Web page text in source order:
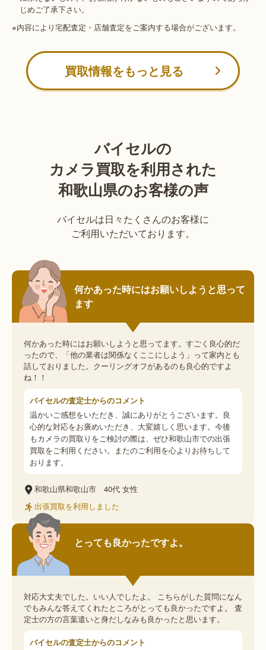
じめご了承下さい。
※内容により宅配査定・店舗査定をご案内する場合がございます。
買取情報をもっと見る
バイセルの
カメラ買取を利用された
和歌山県のお客様の声
バイセルは日々たくさんのお客様に
ご利用いただいております。
何かあった時にはお願いしようと思って
ます
何かあった時にはお願いしようと思ってます。すごく良心的だ
ったので、「他の業者は関係なくここにしよう」って家内とも
話しておりました。クーリングオフがあるのも良心的ですよ
ね！！
バイセルの査定士からのコメント
温かいご感想をいただき、誠にありがとうございます。良
心的な対応をお褒めいただき、大変嬉しく思います。今後
もカメラの買取りをご検討の際は、ぜひ和歌山市での出張
買取をご利用ください。またのご利用を心よりお待ちして
おります。
和歌山県和歌山市 40代 女性
出張買取を利用しました
とっても良かったですよ。
対応大丈夫でした。いい人でしたよ。 こちらがした質問になん
でもみんな答えてくれたところがとっても良かったですよ。 査
定士の方の言葉遣いと身だしなみも良かったと思います。
バイセルの査定士からのコメント